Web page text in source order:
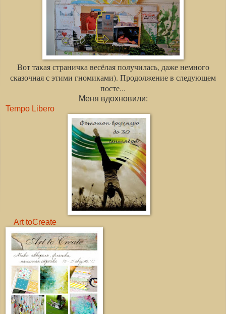
Вот такая страничка весёлая получилась, даже немного
сказочная с этими гномиками). Продолжение в следующем
посте...
Меня вдохновили:
Tempo Libero
Art toCreate